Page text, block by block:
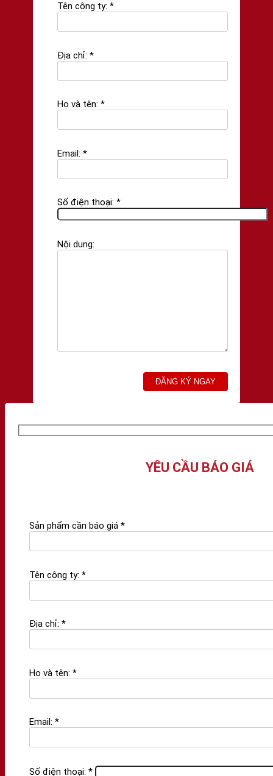
Tên công ty: *
Địa chỉ: *
Họ và tên: *
Email: *
Số điện thoại: *
Nội dung:
YÊU CẦU BÁO GIÁ
Sản phẩm cần báo giá *
Tên công ty: *
Địa chỉ: *
Họ và tên: *
Email: *
Số điện thoại: *